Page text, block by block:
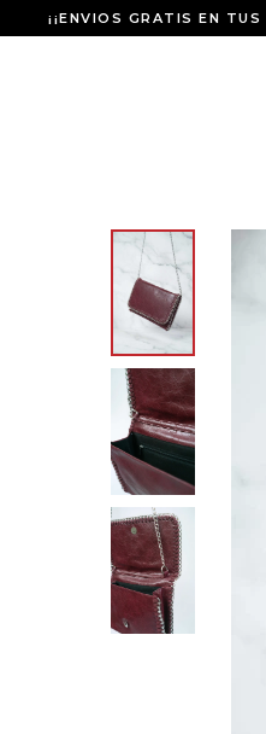
¡¡ENVIOS GRATIS EN